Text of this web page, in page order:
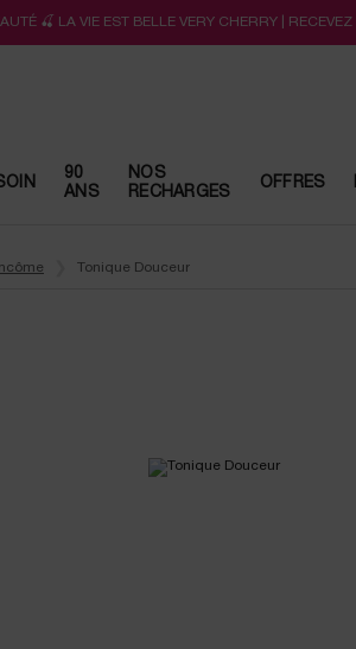
🍒 LA VIE EST BELLE VERY CHERRY |
90
ANS
NOS
RECHARGES
OFFRES
Tonique Douceur